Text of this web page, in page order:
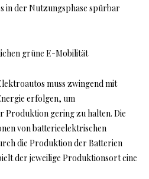
in der Nutzungsphase spürbar
grüne E-Mobilität
muss zwingend mit
erfolgen, um
Produktion gering zu halten. Die
von batterieelektrischen
die Produktion der Batterien
der jeweilige Produktionsort eine